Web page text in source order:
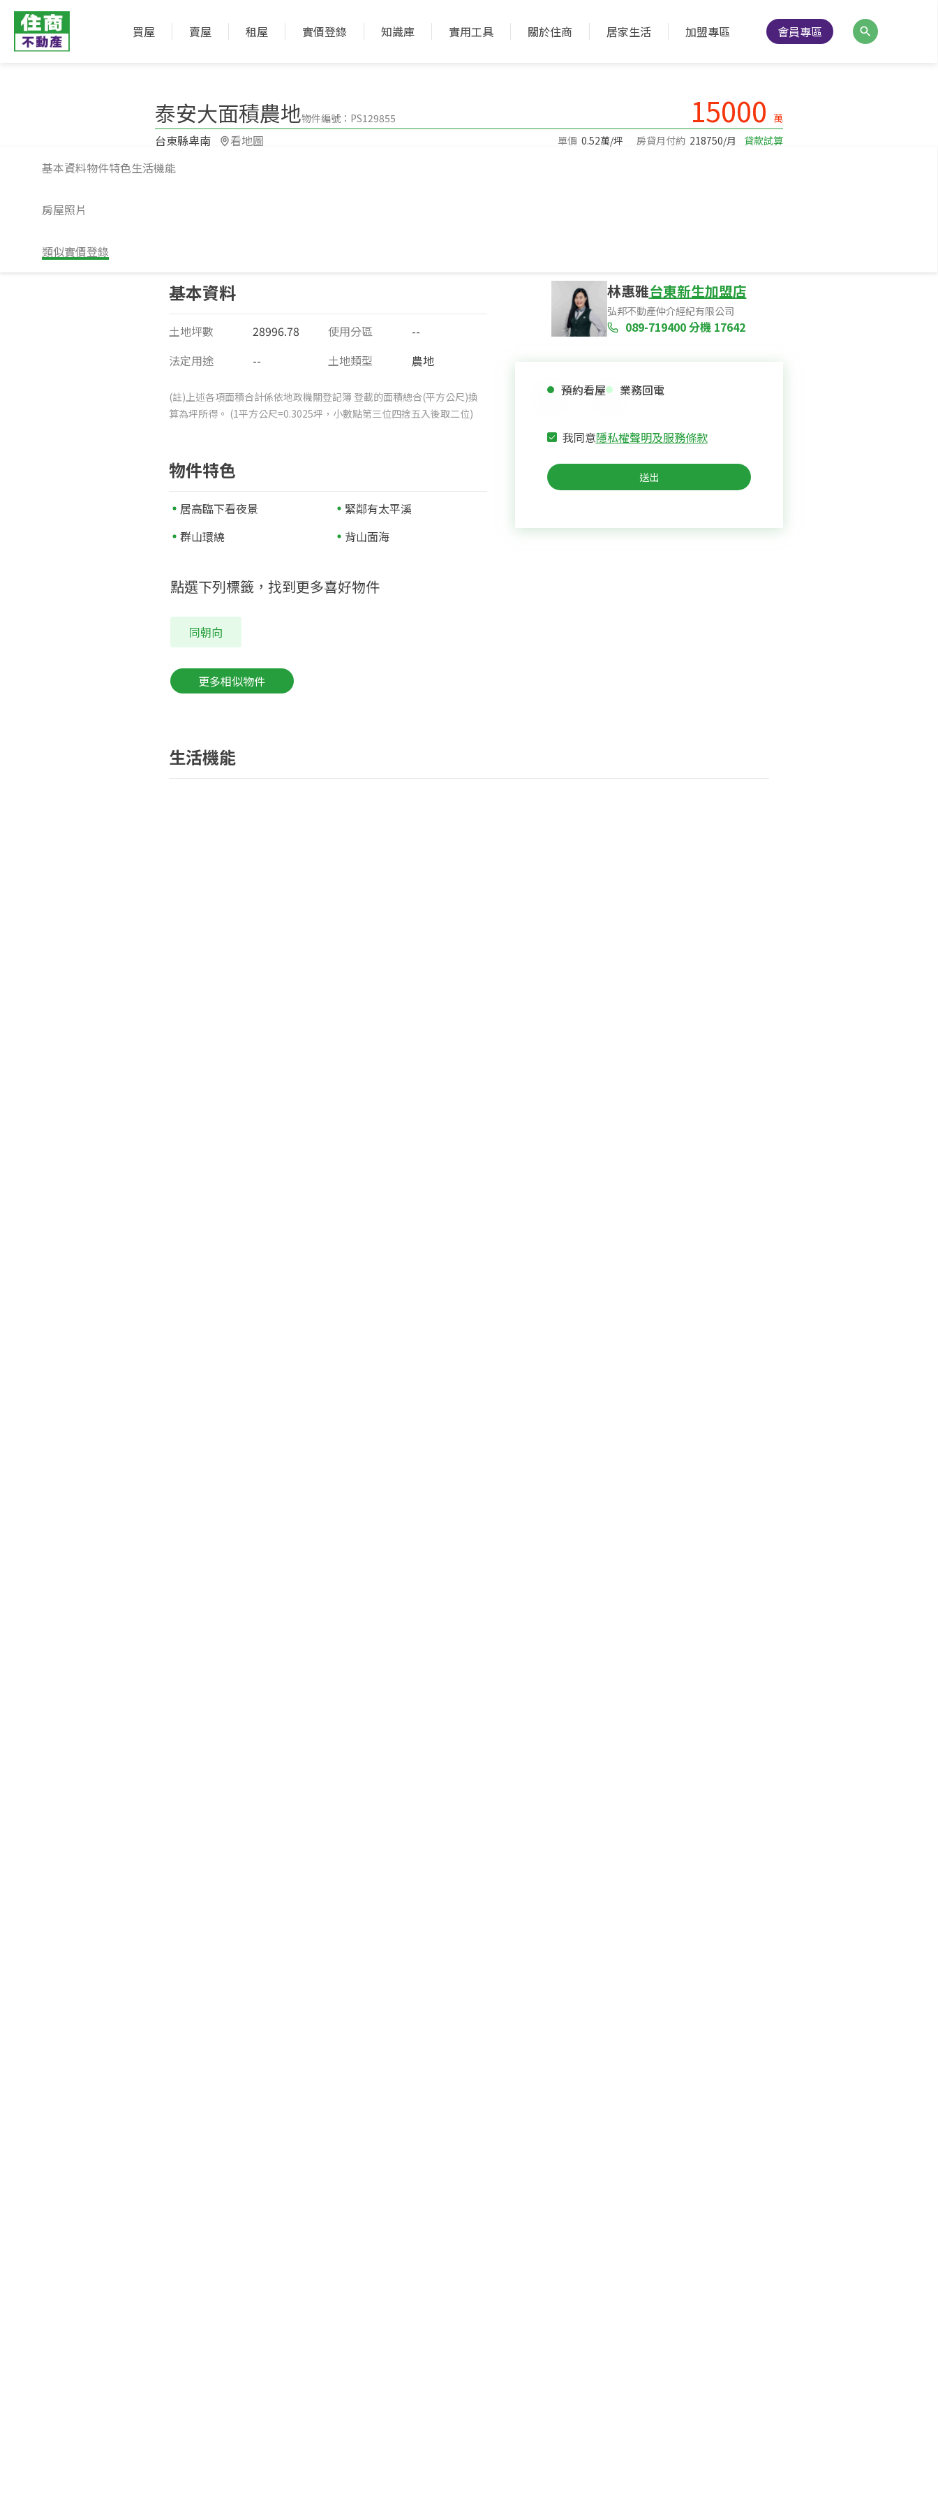
買屋 賣屋 租屋 實價登錄 知識庫 實用工具 關於住商 居家生活 加盟專區 會員專區
基本資料物件特色生活機能
房屋照片
類似實價登錄
泰安大面積農地物件編號：PS129855 15000 萬
台東縣卑南​ 看地圖 單價 0.52萬/坪 房貸月付約 218750/月 貸款試算
基本資料
土地坪數 28996.78 使用分區
--
法定用途
-- 土地類型 農地
(註)上述各項面積合計係依地政機關登記簿 登載的面積總合(平方公尺)換
算為坪所得。 (1平方公尺=0.3025坪，小數點第三位四捨五入後取二位)
物件特色
居高臨下看夜景
緊鄰有太平溪
群山環繞
背山面海
點選下列標籤，找到更多喜好物件
同朝向
更多相似物件
林惠雅台東新生加盟店
弘邦不動產仲介經紀有限公司
089-719400分機 17642
預約看屋 業務回電
我同意隱私權聲明及服務條款
送出
生活機能